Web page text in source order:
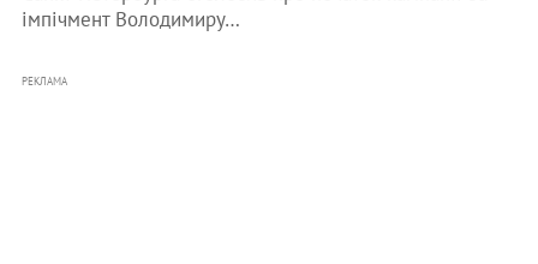
імпічмент Володимиру…
РЕКЛАМА